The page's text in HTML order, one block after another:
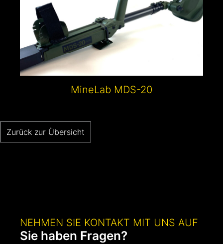
MineLab MDS-20
Zurück zur Übersicht
Sie haben Fragen?
NEHMEN SIE KONTAKT MIT UNS AUF